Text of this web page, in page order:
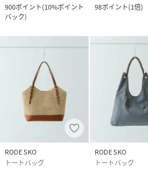
900ポイント(10%ポイント
バック)
98ポイント(1倍)
RODE SKO
トートバッグ
RODE SKO
トートバッグ